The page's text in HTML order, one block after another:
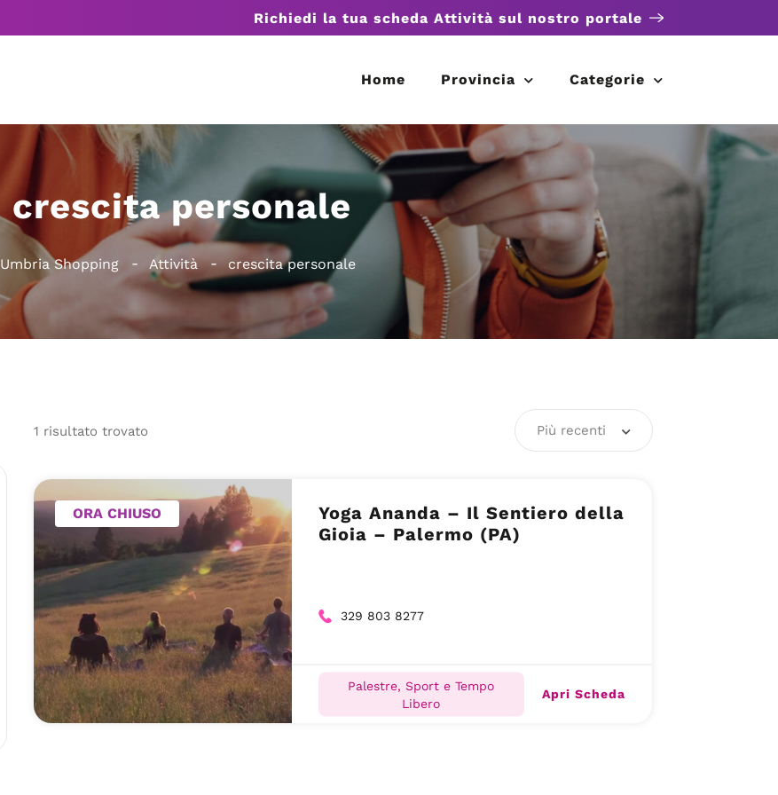
Richiedi la tua scheda Attività sul nostro portale
Home Provincia Categorie
crescita personale
Umbria Shopping Attività crescita personale
1 risultato trovato Più recenti
ORA CHIUSO
Yoga Ananda – Il Sentiero della
Gioia – Palermo (PA)
329 803 8277
Palestre, Sport e Tempo
Libero
Apri Scheda